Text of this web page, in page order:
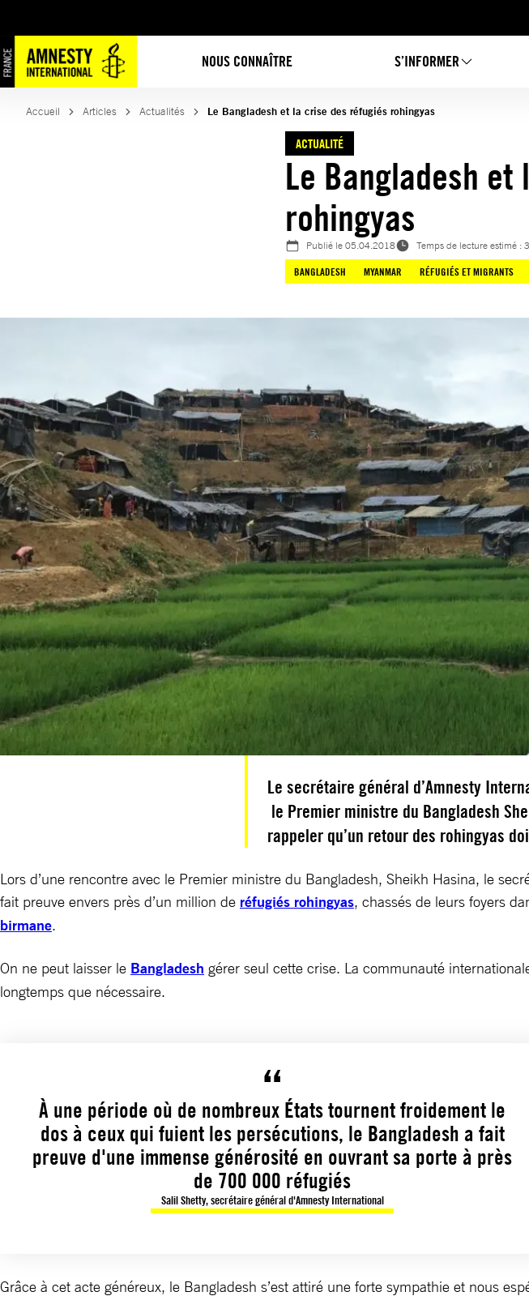
NOUS CONNAÎTRE S’INFORMER
au
contenu
Accueil Articles Actualités Le Bangladesh et la crise des réfugiés rohingyas
ACTUALITÉ
Le Bangladesh
rohingyas
Publié le05.04.2018
Temps de lecture estimé :
BANGLADESH
MYANMAR RÉFUGIÉS ET MIGRANTS
Le secrétaire général d’Amnesty
le Premier ministre du Bangladesh
rappeler qu’un retour des rohingyas
Lors d’une rencontre avec le Premier ministre du Bangladesh, Sheikh Hasina, le
fait preuve envers près d’un million de réfugiés rohingyas, chassés de leurs foyers
birmane.
On ne peut laisser le Bangladesh gérer seul cette crise. La communauté
longtemps que nécessaire.
À une période où de nombreux États tournent froidement le
dos à ceux qui fuient les persécutions, le Bangladesh a fait
preuve d'une immense générosité en ouvrant sa porte à près
de 700 000 réfugiés
Salil Shetty, secrétaire général d'Amnesty International
Grâce à cet acte généreux, le Bangladesh s’est attiré une forte sympathie et nous